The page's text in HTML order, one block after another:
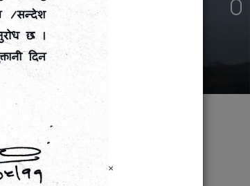
जनप्रतिनिधि
×